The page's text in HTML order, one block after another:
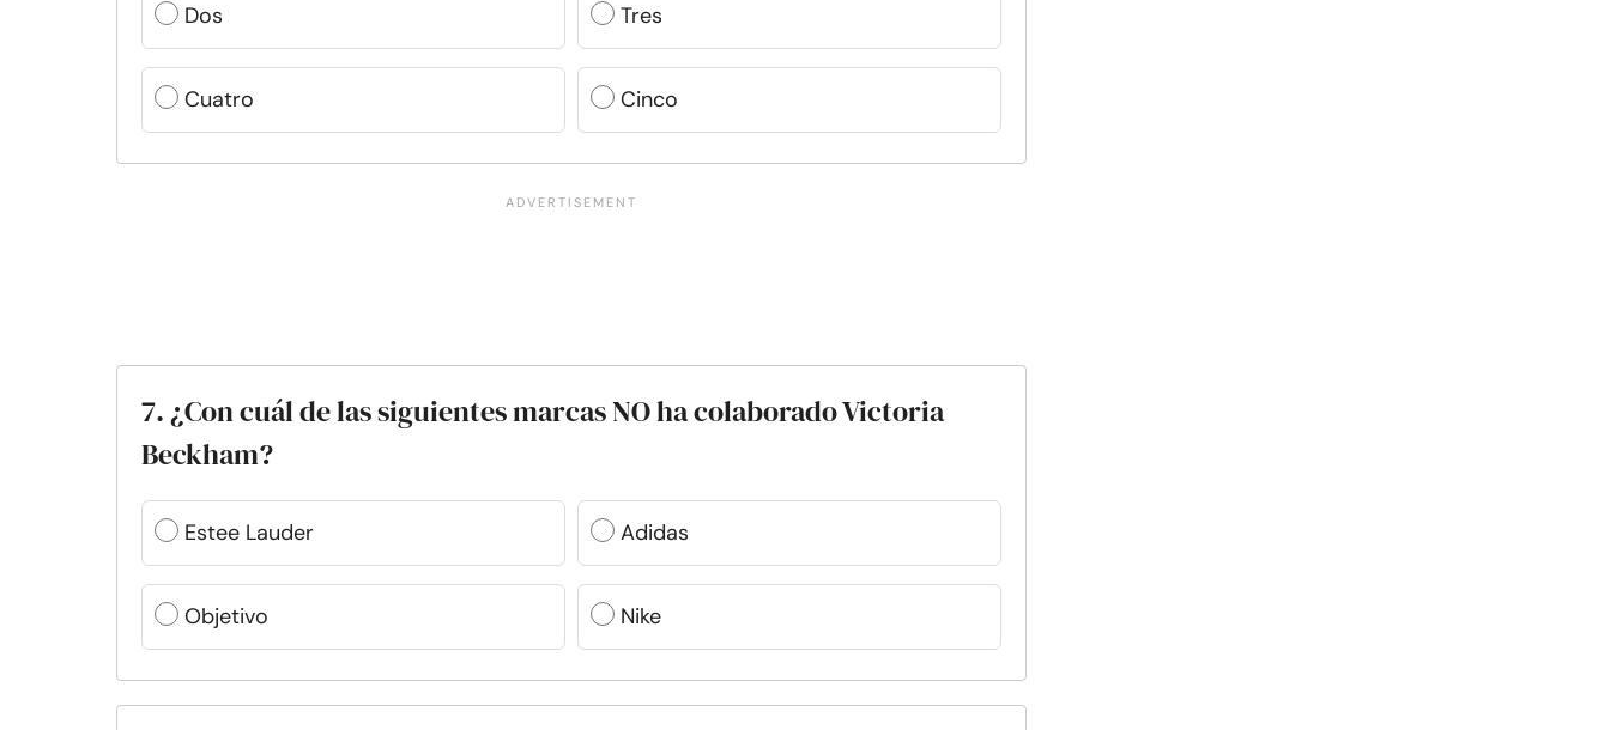
Dos Tres
Cuatro Cinco
7. ¿Con cuál de las siguientes marcas NO ha colaborado Victoria
Beckham?
Estee Lauder Adidas
Objetivo Nike